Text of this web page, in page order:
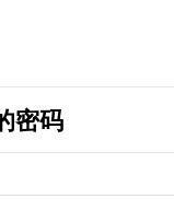
密码